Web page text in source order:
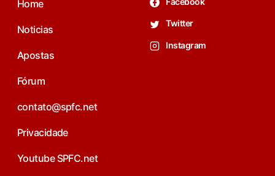
Home
Noticias
Apostas
Fórum
contato@spfc.net
Privacidade
Youtube SPFC.net
Twitter
Instagram